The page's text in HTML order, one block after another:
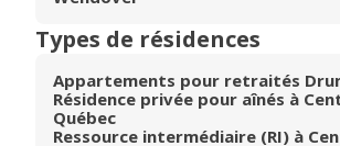
Types de résidences
Appartements pour retraités
Résidence privée pour aînés à
Québec
Ressource intermédiaire (RI) à